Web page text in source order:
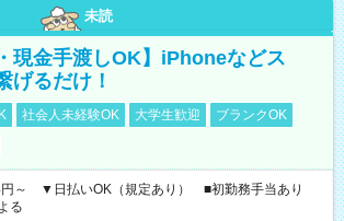
未読
現金手渡しOK】iPhoneなどス
げるだけ！
社会人未経験OK 大学生歓迎
ブランクOK
円～ ▼日払いOK（規定あり） ■初勤務手当あり
る